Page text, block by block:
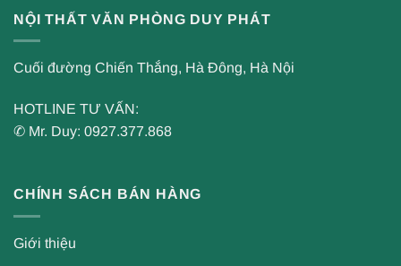
NỘI THẤT VĂN PHÒNG DUY PHÁT
Cuối đường Chiến Thắng, Hà Đông, Hà Nội
HOTLINE TƯ VẤN:
✆ Mr. Duy: 0927.377.868
CHÍNH SÁCH BÁN HÀNG
Giới thiệu